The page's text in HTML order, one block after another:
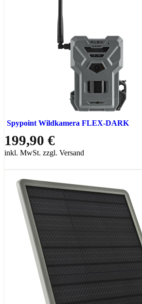
Spypoint Wildkamera FLEX-DARK
199,90 €
inkl. MwSt. zzgl. Versand